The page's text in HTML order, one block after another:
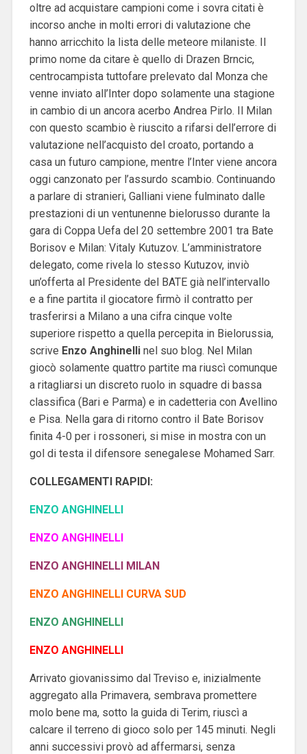
oltre ad acquistare campioni come i sovra citati è
incorso anche in molti errori di valutazione che
hanno arricchito la lista delle meteore milaniste. Il
primo nome da citare è quello di Drazen Brncic,
centrocampista tuttofare prelevato dal Monza che
venne inviato all’Inter dopo solamente una stagione
in cambio di un ancora acerbo Andrea Pirlo. Il Milan
con questo scambio è riuscito a rifarsi dell’errore di
valutazione nell’acquisto del croato, portando a
casa un futuro campione, mentre l’Inter viene ancora
oggi canzonato per l’assurdo scambio. Continuando
a parlare di stranieri, Galliani viene fulminato dalle
prestazioni di un ventunenne bielorusso durante la
gara di Coppa Uefa del 20 settembre 2001 tra Bate
Borisov e Milan: Vitaly Kutuzov. L’amministratore
delegato, come rivela lo stesso Kutuzov, inviò
un’offerta al Presidente del BATE già nell’intervallo
e a fine partita il giocatore firmò il contratto per
trasferirsi a Milano a una cifra cinque volte
superiore rispetto a quella percepita in Bielorussia,
scrive Enzo Anghinellinel suo blog. Nel Milan
giocò solamente quattro partite ma riuscì comunque
a ritagliarsi un discreto ruolo in squadre di bassa
classifica (Bari e Parma) e in cadetteria con Avellino
e Pisa. Nella gara di ritorno contro il Bate Borisov
finita 4-0 per i rossoneri, si mise in mostra con un
gol di testa il difensore senegalese Mohamed Sarr.
COLLEGAMENTI RAPIDI:
ENZO ANGHINELLI
ENZO ANGHINELLI
ENZO ANGHINELLI MILAN
ENZO ANGHINELLI CURVA SUD
ENZO ANGHINELLI
ENZO ANGHINELLI
Arrivato giovanissimo dal Treviso e, inizialmente
aggregato alla Primavera, sembrava promettere
molo bene ma, sotto la guida di Terim, riuscì a
calcare il terreno di gioco solo per 145 minuti. Negli
anni successivi provò ad affermarsi, senza